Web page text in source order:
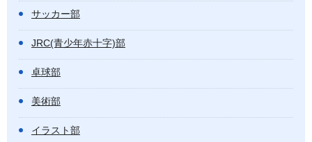
サッカー部
JRC(青少年赤十字)部
卓球部
美術部
イラスト部